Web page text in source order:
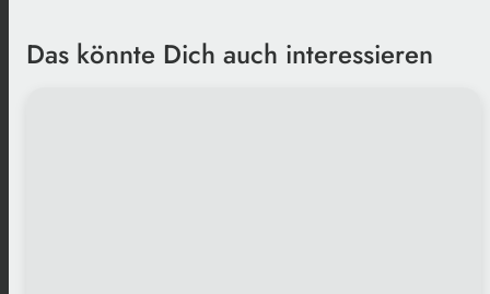
Das könnte Dich auch interessieren